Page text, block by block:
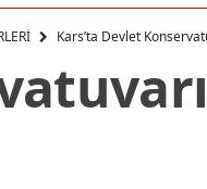
Antalya
Kars’ta Devlet